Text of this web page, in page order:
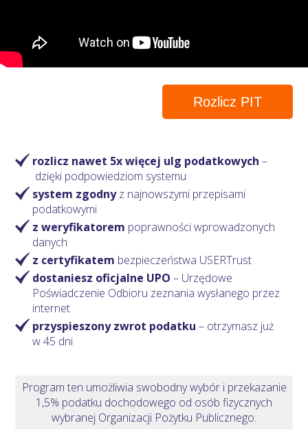
Rozlicz PIT
rozlicz nawet 5x więcej ulg podatkowych–
dzięki podpowiedziom systemu
system zgodnyz najnowszymi przepisami
podatkowymi
z weryfikatorem poprawności wprowadzonych
danych
z certyfikatem bezpieczeństwa USERTrust
dostaniesz oficjalne UPO – Urzędowe
Poświadczenie Odbioru zeznania wysłanego przez
internet
przyspieszony zwrot podatku – otrzymasz już
w 45 dni
Program ten umożliwia swobodny wybór i przekazanie
1,5% podatku dochodowego od osób fizycznych
wybranej Organizacji Pożytku Publicznego.